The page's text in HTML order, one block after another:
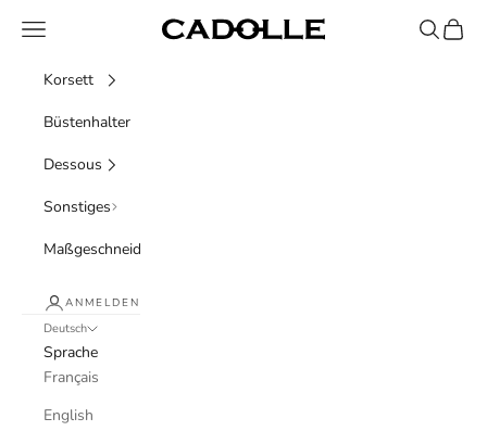
Cadolle
Menü Suchen
Korsett
Büstenhalter
Dessous
Sonstiges
Maßgeschneidert
ANMELDEN
Deutsch
Sprache
Français
English